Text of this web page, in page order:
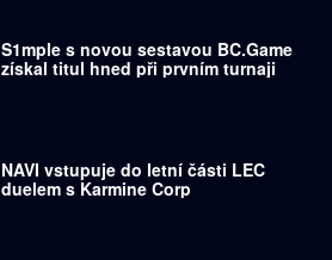
S1mple s novou sestavou BC.Game
získal titul hned při prvním turnaji
NAVI vstupuje do letní části LEC
duelem s Karmine Corp